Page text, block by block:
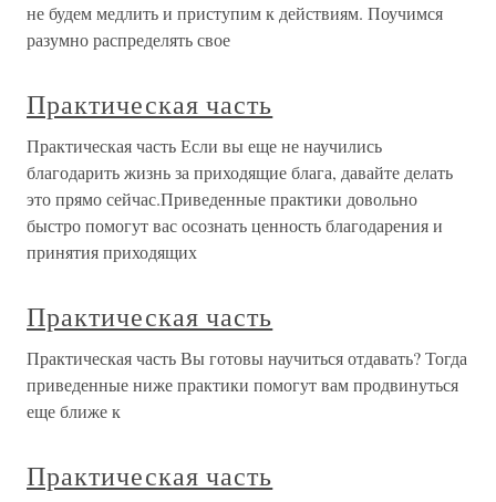
не будем медлить и приступим к действиям. Поучимся
разумно распределять свое
Практическая часть
Практическая часть Если вы еще не научились
благодарить жизнь за приходящие блага, давайте делать
это прямо сейчас.Приведенные практики довольно
быстро помогут вас осознать ценность благодарения и
принятия приходящих
Практическая часть
Практическая часть Вы готовы научиться отдавать? Тогда
приведенные ниже практики помогут вам продвинуться
еще ближе к
Практическая часть